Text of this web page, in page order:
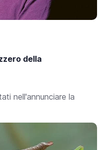
della
nell'annunciare la